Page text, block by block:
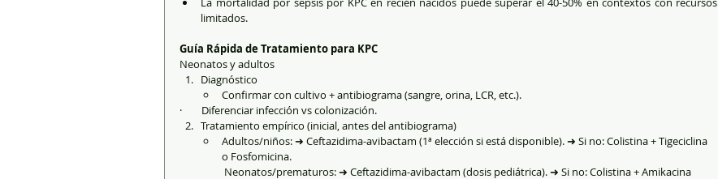
limitados.
Guía Rápida de Tratamiento para KPC
Neonatos y adultos
Diagnóstico
Confirmar con cultivo + antibiograma (sangre, orina, LCR, etc.).
·        Diferenciar infección vs colonización.
Tratamiento empírico (inicial, antes del antibiograma)
Adultos/niños: ➜ Ceftazidima-avibactam (1ª elección si está disponible). ➜ Si no: Colistina + Tigeciclina
o Fosfomicina.